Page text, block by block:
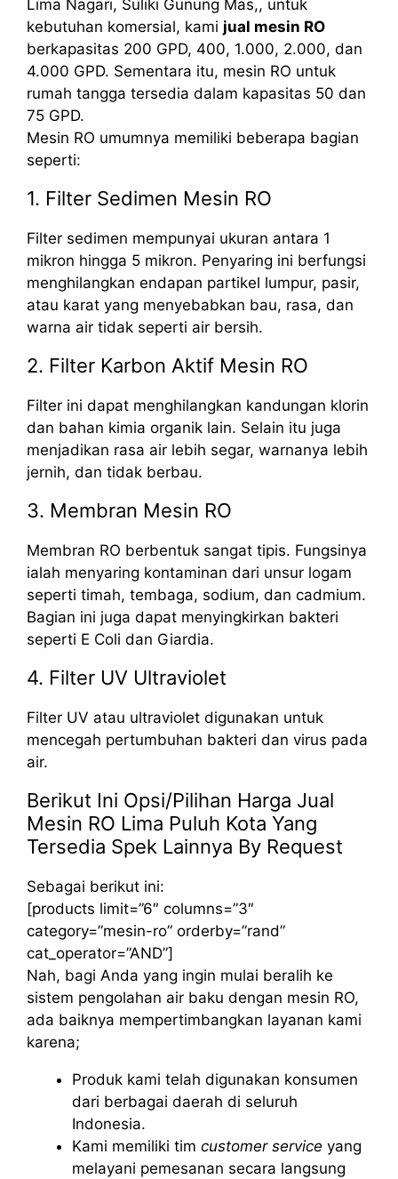
Lima Nagari, Suliki Gunung Mas,, untuk
kebutuhan komersial, kami jual mesin RO
berkapasitas 200 GPD, 400, 1.000, 2.000, dan
4.000 GPD. Sementara itu, mesin RO untuk
rumah tangga tersedia dalam kapasitas 50 dan
75 GPD.
Mesin RO umumnya memiliki beberapa bagian
seperti:
1. Filter Sedimen Mesin RO
Filter sedimen mempunyai ukuran antara 1
mikron hingga 5 mikron. Penyaring ini berfungsi
menghilangkan endapan partikel lumpur, pasir,
atau karat yang menyebabkan bau, rasa, dan
warna air tidak seperti air bersih.
2. Filter Karbon Aktif Mesin RO
Filter ini dapat menghilangkan kandungan klorin
dan bahan kimia organik lain. Selain itu juga
menjadikan rasa air lebih segar, warnanya lebih
jernih, dan tidak berbau.
3. Membran Mesin RO
Membran RO berbentuk sangat tipis. Fungsinya
ialah menyaring kontaminan dari unsur logam
seperti timah, tembaga, sodium, dan cadmium.
Bagian ini juga dapat menyingkirkan bakteri
seperti E Coli dan Giardia.
4. Filter UV Ultraviolet
Filter UV atau ultraviolet digunakan untuk
mencegah pertumbuhan bakteri dan virus pada
air.
Berikut Ini Opsi/Pilihan Harga Jual
Mesin RO Lima Puluh Kota Yang
Tersedia Spek Lainnya By Request
Sebagai berikut ini:
[products limit=”6″ columns=”3″
category=”mesin-ro” orderby=”rand”
cat_operator=”AND”]
Nah, bagi Anda yang ingin mulai beralih ke
sistem pengolahan air baku dengan mesin RO,
ada baiknya mempertimbangkan layanan kami
karena;
Produk kami telah digunakan konsumen
dari berbagai daerah di seluruh
Indonesia.
Kami memiliki tim customer service yang
melayani pemesanan secara langsung